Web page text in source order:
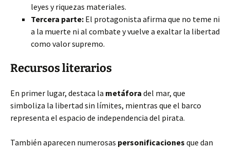
leyes y riquezas materiales.
Tercera parte: El protagonista afirma que no teme ni
a la muerte ni al combate y vuelve a exaltar la libertad
como valor supremo.
Recursos literarios
En primer lugar, destaca la metáfora del mar, que
simboliza la libertad sin límites, mientras que el barco
representa el espacio de independencia del pirata.
También aparecen numerosas personificaciones que dan